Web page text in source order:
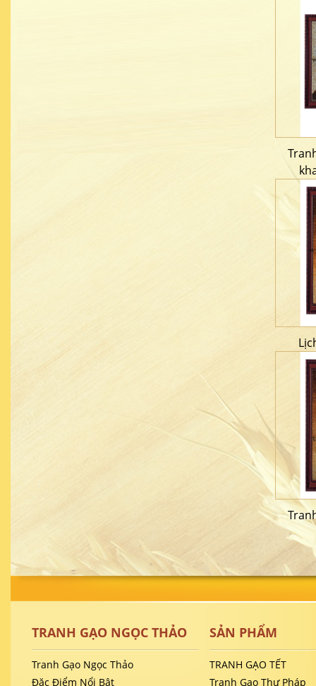
TRANH GẠO NGỌC THẢO
Tranh Gạo Ngọc Thảo
Đặc Điểm Nổi Bật
SẢN PHẨM
TRANH GẠO TẾT
Tranh Gạo Thư Pháp